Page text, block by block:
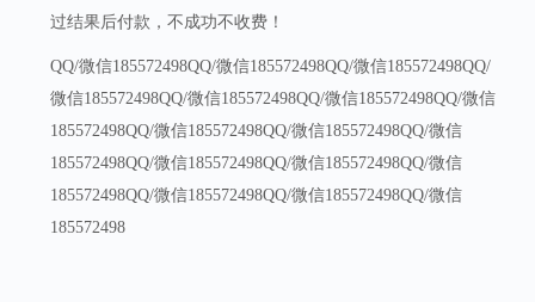
过结果后付款，不成功不收费！
QQ/微信185572498QQ/微信185572498QQ/微信185572498QQ/
微信185572498QQ/微信185572498QQ/微信185572498QQ/微信
185572498QQ/微信185572498QQ/微信185572498QQ/微信
185572498QQ/微信185572498QQ/微信185572498QQ/微信
185572498QQ/微信185572498QQ/微信185572498QQ/微信
185572498